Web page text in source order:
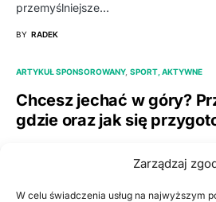
Zarządzaj
W celu świadczenia usług na najwyższym
przemyślniejsze…
BY RADEK
ARTYKUŁ SPONSOROWANY SPORT, AKTYWNE
Chcesz jechać w góry?
gdzie oraz jak się
obowiązek tą sprawę całkowicie
BY RADEK